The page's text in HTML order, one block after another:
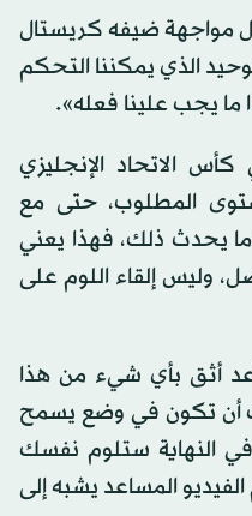
مواجهة ضيفه كريستال
الذي يمكننا التحكم
ما يجب علينا ⁠فعله».
الاتحاد ‌الإنجليزي
المطلوب، ​حتى مع
يحدث ذلك، ‌فهذا يعني
وليس إلقاء اللوم على
أثق ‌بأي شيء من هذا
أن تكون ⁠في ⁠وضع يسمح
النهاية ستلوم نفسك
المساعد يشبه إلى